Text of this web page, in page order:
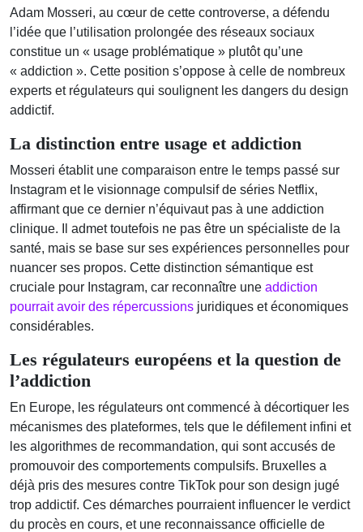
Adam Mosseri, au cœur de cette controverse, a défendu
l’idée que l’utilisation prolongée des réseaux sociaux
constitue un « usage problématique » plutôt qu’une
« addiction ». Cette position s’oppose à celle de nombreux
experts et régulateurs qui soulignent les dangers du design
addictif.
La distinction entre usage et addiction
Mosseri établit une comparaison entre le temps passé sur
Instagram et le visionnage compulsif de séries Netflix,
affirmant que ce dernier n’équivaut pas à une addiction
clinique. Il admet toutefois ne pas être un spécialiste de la
santé, mais se base sur ses expériences personnelles pour
nuancer ses propos. Cette distinction sémantique est
cruciale pour Instagram, car reconnaître une addiction
pourrait avoir des répercussions juridiques et économiques
considérables.
Les régulateurs européens et la question de
l’addiction
En Europe, les régulateurs ont commencé à décortiquer les
mécanismes des plateformes, tels que le défilement infini et
les algorithmes de recommandation, qui sont accusés de
promouvoir des comportements compulsifs. Bruxelles a
déjà pris des mesures contre TikTok pour son design jugé
trop addictif. Ces démarches pourraient influencer le verdict
du procès en cours, et une reconnaissance officielle de